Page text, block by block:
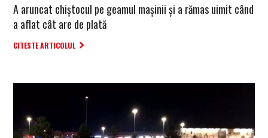
A aruncat chiștocul pe geamul mașinii și a rămas uimit când
a aflat cât are de plată
CITESTE ARTICOLUL